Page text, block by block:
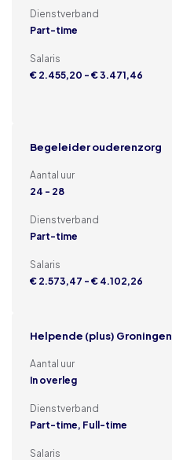
Dienstverband
Part-time
Salaris
€ 2.455,20 - € 3.471,46
Begeleider ouderenzorg
Aantal uur
24 - 28
Dienstverband
Part-time
Salaris
€ 2.573,47 - € 4.102,26
Helpende (plus) Groningen
Aantal uur
In overleg
Dienstverband
Part-time, Full-time
Salaris